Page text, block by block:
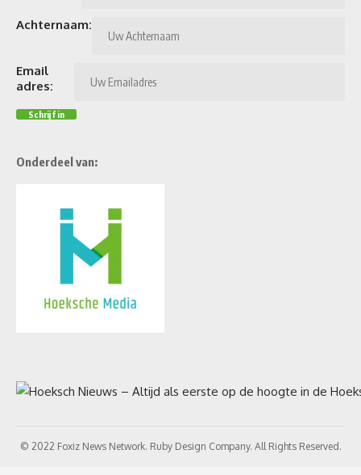
Achternaam:
Email
adres:
Onderdeel van:
© 2022 Foxiz News Network. Ruby Design Company. All Rights Reserved.